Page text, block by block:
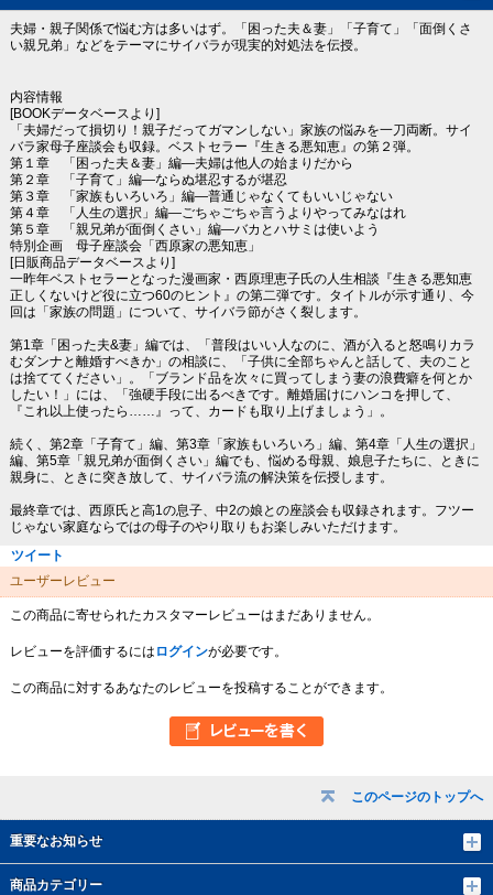
このページのトップへ
重要なお知らせ
商品カテゴリー
夫婦・親子関係で悩む方は多いはず。「困った夫＆妻」「子育て」「面倒くさ
い親兄弟」などをテーマにサイバラが現実的対処法を伝授。
内容情報
[BOOKデータベースより]
「夫婦だって損切り！親子だってガマンしない」家族の悩みを一刀両断。サイ
バラ家母子座談会も収録。ベストセラー『生きる悪知恵』の第２弾。
第１章 「困った夫＆妻」編―夫婦は他人の始まりだから
第２章 「子育て」編―ならぬ堪忍するが堪忍
第３章 「家族もいろいろ」編―普通じゃなくてもいいじゃない
第４章 「人生の選択」編―ごちゃごちゃ言うよりやってみなはれ
第５章 「親兄弟が面倒くさい」編―バカとハサミは使いよう
特別企画 母子座談会「西原家の悪知恵」
[日販商品データベースより]
一昨年ベストセラーとなった漫画家・西原理恵子氏の人生相談『生きる悪知恵
正しくないけど役に立つ60のヒント』の第二弾です。タイトルが示す通り、今
回は「家族の問題」について、サイバラ節がさく裂します。
第1章「困った夫&妻」編では、「普段はいい人なのに、酒が入ると怒鳴りカラ
むダンナと離婚すべきか」の相談に、「子供に全部ちゃんと話して、夫のこと
は捨ててください」。「ブランド品を次々に買ってしまう妻の浪費癖を何とか
したい！」には、「強硬手段に出るべきです。離婚届けにハンコを押して、
『これ以上使ったら……』って、カードも取り上げましょう」。
続く、第2章「子育て」編、第3章「家族もいろいろ」編、第4章「人生の選択」
編、第5章「親兄弟が面倒くさい」編でも、悩める母親、娘息子たちに、ときに
親身に、ときに突き放して、サイバラ流の解決策を伝授します。
最終章では、西原氏と高1の息子、中2の娘との座談会も収録されます。フツー
じゃない家庭ならではの母子のやり取りもお楽しみいただけます。
ツイート
ユーザーレビュー
この商品に寄せられたカスタマーレビューはまだありません。
レビューを評価するには ログインが必要です。
この商品に対するあなたのレビューを投稿することができます。